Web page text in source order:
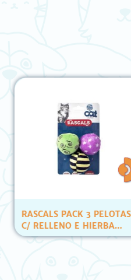
RASCALS PACK 3 PELOTAS
C/ RELLENO E HIERBA
(YT80007)